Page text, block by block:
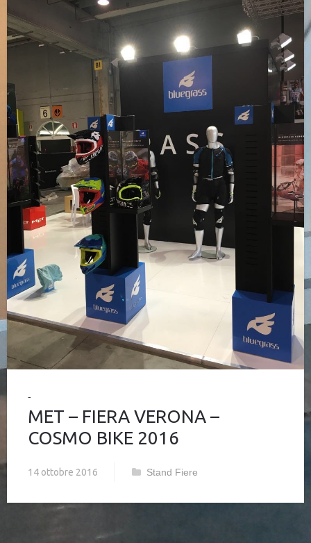
MET – FIERA VERONA –
COSMO BIKE 2016
14 ottobre 2016 Stand Fiere